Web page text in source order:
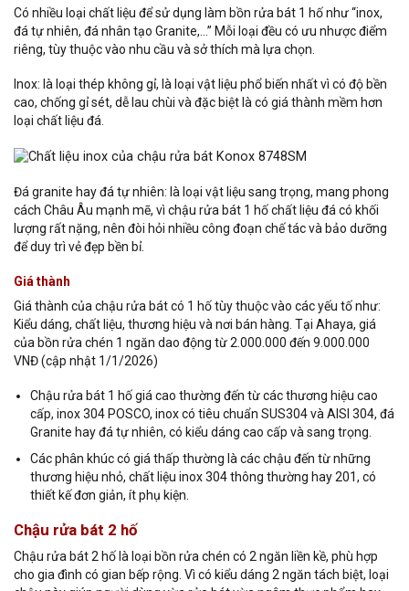
Có nhiều loại chất liệu để sử dụng làm bồn rửa bát 1 hố như “inox,
đá tự nhiên, đá nhân tạo Granite,…” Mỗi loại đều có ưu nhược điểm
riêng, tùy thuộc vào nhu cầu và sở thích mà lựa chọn.
Inox: là loại thép không gỉ, là loại vật liệu phổ biến nhất vì có độ bền
cao, chống gỉ sét, dễ lau chùi và đặc biệt là có giá thành mềm hơn
loại chất liệu đá.
Đá granite hay đá tự nhiên: là loại vật liệu sang trọng, mang phong
cách Châu Âu mạnh mẽ, vì chậu rửa bát 1 hố chất liệu đá có khối
lượng rất nặng, nên đòi hỏi nhiều công đoạn chế tác và bảo dưỡng
để duy trì vẻ đẹp bền bỉ.
Giá thành
Giá thành của chậu rửa bát có 1 hố tùy thuộc vào các yếu tố như:
Kiểu dáng, chất liệu, thương hiệu và nơi bán hàng. Tại Ahaya, giá
của bồn rửa chén 1 ngăn dao động từ 2.000.000 đến 9.000.000
VNĐ (cập nhật 1/1/2026)
Chậu rửa bát 1 hố giá cao thường đến từ các thương hiệu cao
cấp, inox 304 POSCO, inox có tiêu chuẩn SUS304 và AISI 304, đá
Granite hay đá tự nhiên, có kiểu dáng cao cấp và sang trọng.
Các phân khúc có giá thấp thường là các chậu đến từ những
thương hiệu nhỏ, chất liệu inox 304 thông thường hay 201, có
thiết kế đơn giản, ít phụ kiện.
Chậu rửa bát 2 hố
Chậu rửa bát 2 hố là loại bồn rửa chén có 2 ngăn liền kề, phù hợp
cho gia đình có gian bếp rộng. Vì có kiểu dáng 2 ngăn tách biệt, loại